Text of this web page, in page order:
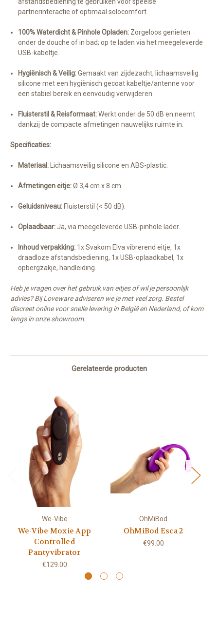
partnerinteractie of optimaal solocomfort.
100% Waterdicht & Pinhole Opladen: Zorgeloos genieten
onder de douche of in bad; op te laden via het meegeleverde
USB-kabeltje.
Hygiënisch & Veilig:Gemaakt van zijdezacht, lichaamsveilig
silicone met een hygiënisch gecoat kabeltje/antenne voor
een stabiel bereik en eenvoudig verwijderen.
Fluisterstil & Reisformaat:Werkt onder de 50 dB en neemt
dankzij de compacte afmetingen nauwelijks ruimte in.
Specificaties:
Materiaal: Lichaamsveilig silicone en ABS-plastic.
Afmetingen eitje:Ø 3,4 cm x 8 cm.
Geluidsniveau: Fluisterstil (< 50 dB).
Oplaadbaar:Ja, via meegeleverde USB-pinhole lader.
Inhoud verpakking: 1x Svakom Elva vibrerend eitje, 1x
draadloze afstandsbediening, 1x USB-oplaadkabel, 1x
opbergzakje, handleiding.
Heb je vragen over het gebruik van eitjes of wil je persoonlijk
advies? Bij Loveware adviseren we je met veel zorg. Bestel
discreet online voor snelle levering in België en Nederland, of kom
langs in onze showroom.
Gerelateerde producten
We-Vibe
We-Vibe Moxie App
Controlled
Pantyvibrator
€129.00
OhMiBod
OhMiBod Esca 2
€99.00